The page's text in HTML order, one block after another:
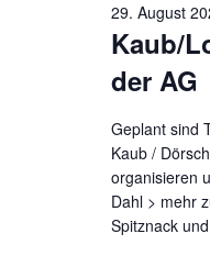
Kaub/
der AG
29. August
Geplant sind
Kaub /
organisieren
Dahl > mehr
Spitznack